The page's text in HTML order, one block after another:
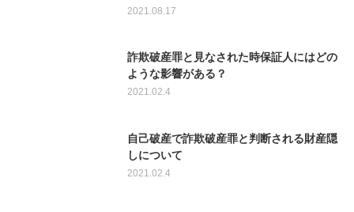
2021.08.17
詐欺破産罪と見なされた時保証人にはどの
ような影響がある？
2021.02.4
自己破産で詐欺破産罪と判断される財産隠
しについて
2021.02.4